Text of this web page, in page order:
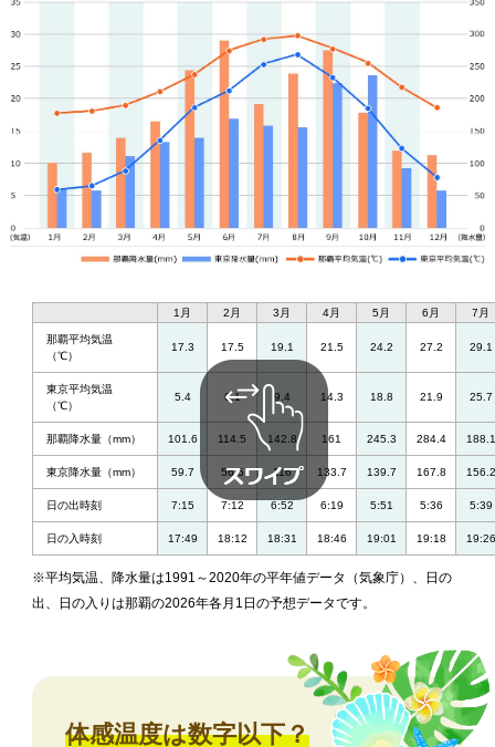
1月 2月 3月 4月 5月 6月 7月
那覇平均気温
（℃）
17.3 17.5 19.1 21.5 24.2 27.2 29.1
東京平均気温
（℃）
5.4 6.1 9.4 14.3 18.8 21.9 25.7
那覇降水量（mm） 101.6 114.5 142.8 161 245.3 284.4 188.1
東京降水量（mm） 59.7 56.5 116 133.7 139.7 167.8 156.2
日の出時刻 7:15 7:12 6:52 6:19 5:51 5:36 5:39
日の入時刻 17:49 18:12 18:31 18:46 19:01 19:18 19:26
※平均気温、降水量は1991～2020年の平年値データ（気象庁）、日の
出、日の入りは那覇の2026年各月1日の予想データです。
体感温度は数字以下？